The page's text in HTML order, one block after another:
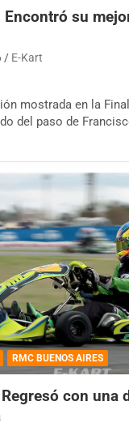
Encontró su
E-Kart
mostrada en la
del paso de
RMC BUENOS AIRES
con una